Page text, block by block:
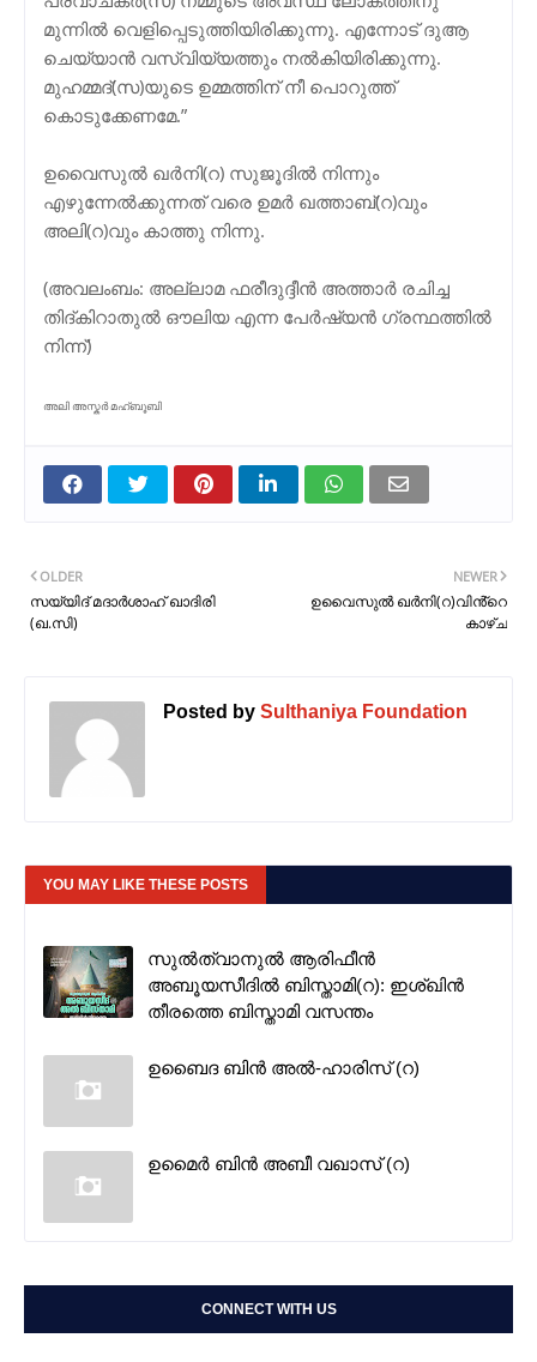
മുന്നില്‍ വെളിപ്പെടുത്തിയിരിക്കുന്നു. എന്നോട് ദുആ
ചെയ്യാന്‍ വസ്വിയ്യത്തും നല്‍കിയിരിക്കുന്നു.
മുഹമ്മദ്(സ)യുടെ ഉമ്മത്തിന് നീ പൊറുത്ത്
കൊടുക്കേണമേ.”
ഉവൈസുല്‍ ഖര്‍നി(റ) സുജൂദില്‍ നിന്നും
എഴുന്നേല്‍ക്കുന്നത് വരെ ഉമര്‍ ഖത്താബ്(റ)വും
അലി(റ)വും കാത്തു നിന്നു.
(അവലംബം: അല്ലാമ ഫരീദുദ്ദീന്‍ അത്താര്‍ രചിച്ച
തിദ്കിറാതുല്‍ ഔലിയ എന്ന പേര്‍ഷ്യന്‍ ഗ്രന്ഥത്തില്‍
നിന്ന്)
അലി അസ്കർ മഹ്ബൂബി
NEWER
ഉവൈസുല്‍ ഖർനി(റ)വിൻ്റെ
കാഴ്ച
OLDER
സയ്യിദ് മദാർശാഹ് ഖാദിരി
(ഖ.സി)
Posted by Sulthaniya Foundation
YOU MAY LIKE THESE POSTS
സുൽത്വാനുൽ ആരിഫീൻ
അബൂയസീദിൽ ബിസ്താമി(റ): ഇശ്ഖിൻ
തീരത്തെ ബിസ്താമി വസന്തം
ഉബൈദ ബിൻ അൽ-ഹാരിസ് (റ)
ഉമൈർ ബിൻ അബീ വഖാസ് (റ)
CONNECT WITH US